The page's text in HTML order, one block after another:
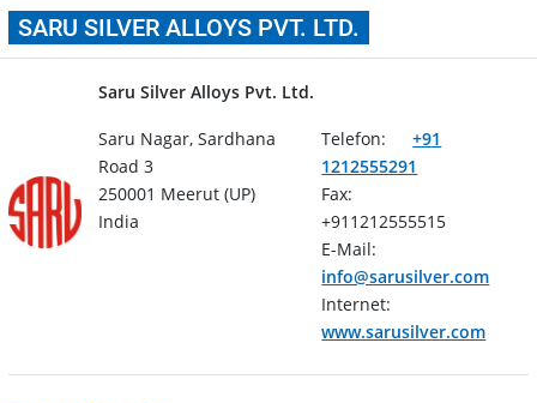
SARU SILVER ALLOYS PVT. LTD.
Saru Silver Alloys Pvt. Ltd.
Saru Nagar, Sardhana
Road 3
250001 Meerut (UP)
India
Telefon:
+91
1212555291
Fax:
+911212555515
E-Mail:
info@sarusilver.com
Internet:
www.sarusilver.com